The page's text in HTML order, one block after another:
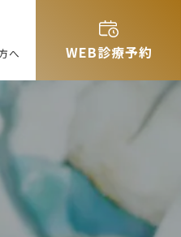
へ WEB診療予約